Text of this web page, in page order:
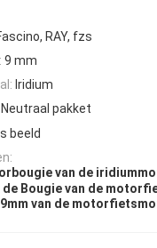
RAY, fzs
9 mm
Iridium
Neutraal pakket
beeld
van de
de Bougie van de
9mm van de